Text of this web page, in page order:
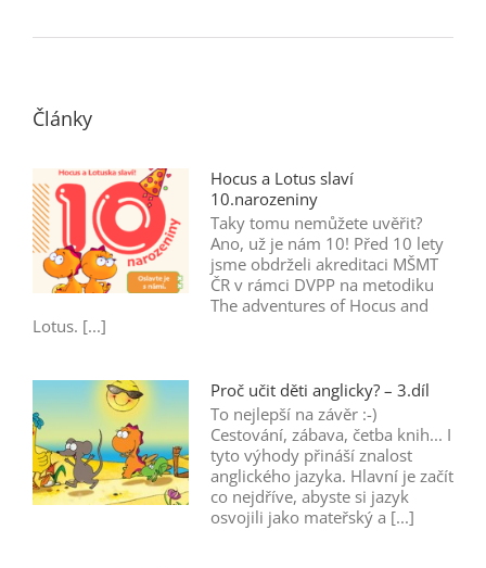
Články
Hocus a Lotus slaví
10.narozeniny
Taky tomu nemůžete uvěřit?
Ano, už je nám 10! Před 10 lety
jsme obdrželi akreditaci MŠMT
ČR v rámci DVPP na metodiku
The adventures of Hocus and
Lotus. [...]
Proč učit děti anglicky? – 3.díl
To nejlepší na závěr :-)
Cestování, zábava, četba knih... I
tyto výhody přináší znalost
anglického jazyka. Hlavní je začít
co nejdříve, abyste si jazyk
osvojili jako mateřský a [...]